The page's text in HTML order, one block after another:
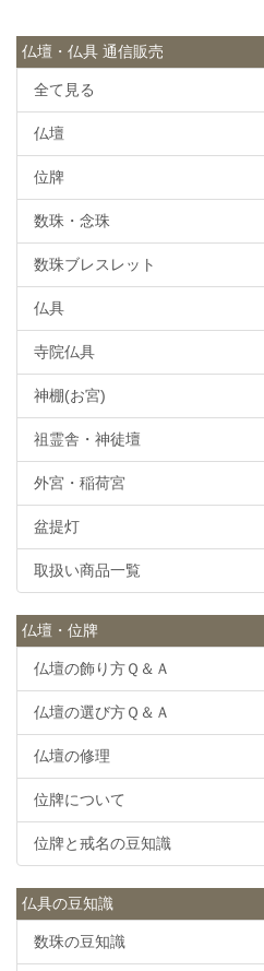
仏壇・仏具 通信販売
全て見る
仏壇
位牌
数珠・念珠
数珠ブレスレット
仏具
寺院仏具
神棚(お宮)
祖霊舎・神徒壇
外宮・稲荷宮
盆提灯
取扱い商品一覧
仏壇・位牌
仏壇の飾り方Ｑ＆Ａ
仏壇の選び方Ｑ＆Ａ
仏壇の修理
位牌について
位牌と戒名の豆知識
仏具の豆知識
数珠の豆知識